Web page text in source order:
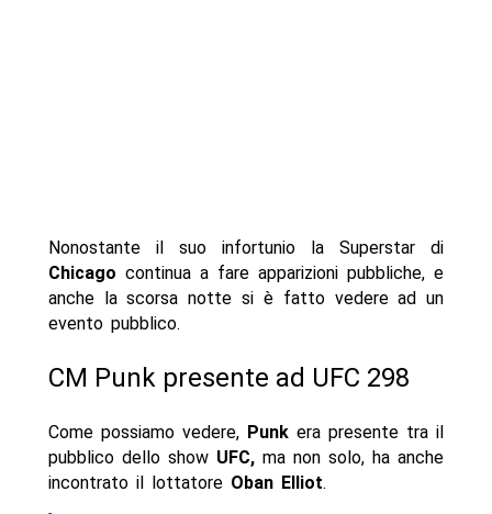
Nonostante il suo infortunio la Superstar di
Chicago continua a fare apparizioni pubbliche, e
anche la scorsa notte si è fatto vedere ad un
evento pubblico.
CM Punk presente ad UFC 298
Come possiamo vedere, Punkera presente tra il
pubblico dello show UFC,ma non solo, ha anche
incontrato il lottatore Oban Elliot.